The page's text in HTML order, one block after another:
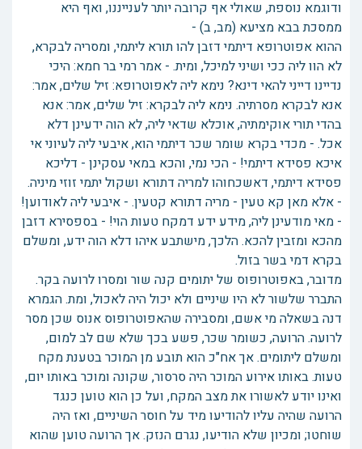
ודוגמא נוספת, שאולי אף קרובה יותר לענייננו, ואף היא
ממסכת בבא מציעא (מב, ב) -
ההוא אפוטרופא דיתמי דזבן להו תורא ליתמי, ומסריה לבקרא,
לא הוו ליה ככי ושיני למיכל, ומית. - אמר רמי בר חמא: היכי
נדיינו דייני להאי דינא? נימא ליה לאפוטרופא: זיל שלים, אמר:
אנא לבקרא מסרתיה. נימא ליה לבקרא: זיל שלים, אמר: אנא
בהדי תורי אוקימתיה, אוכלא שדאי ליה, לא הוה ידעינן דלא
אכל. - מכדי בקרא שומר שכר דיתמי הוא, איבעי ליה לעיוני אי
איכא פסידא דיתמי! - הכי נמי, והכא במאי עסקינן - דליכא
פסידא דיתמי, דאשכחוהו למריה דתורא ושקול יתמי זוזי מיניה.
- אלא מאן קא טעין - מריה דתורא קטעין. - איבעי ליה לאודוען!
- מאי מודעינן ליה, מידע ידע דמקח טעות הוי! - בספסירא דזבן
מהכא ומזבין להכא. הלכך, מישתבע איהו דלא הוה ידע, ומשלם
בקרא דמי בשר בזול.
מדובר, באפוטרופוס של יתומים קנה שור ומסרו לרועה בקר.
התברר שלשור לא היו שיניים ולא יכול היה לאכול, ומת. הגמרא
דנה בשאלה מי אשם, ומסבירה שהאפוטרופוס אנוס שכן מסר
לרועה. הרועה, כשומר שכר, פשע בכך שלא שם לב למום,
ומשלם ליתומים. אך אח"כ הוא תובע מן המוכר בטענת מקח
טעות. באותו אירוע המוכר היה סרסור, שקונה ומוכר באותו יום,
ואינו יודע לאשורו את מצב המקח, ועל כן הוא טוען כנגד
הרועה שהיה עליו להודיעו מיד על חוסר השיניים, ואז היה
שוחטו; ומכיון שלא הודיעו, נגרם הנזק. אך הרועה טוען שהוא